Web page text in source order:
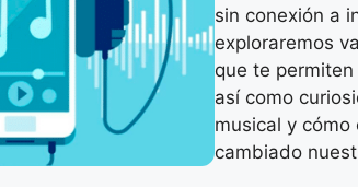
sin conexión a
exploraremos
que te
así como
musical y
cambiado